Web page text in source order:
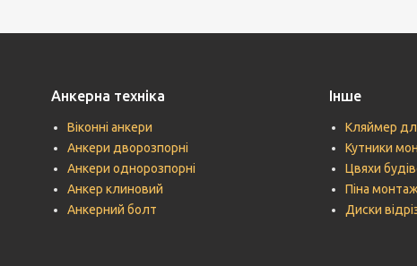
Анкерна техніка
Віконні анкери
Анкери дворозпорні
Анкери однорозпорні
Анкер клиновий
Анкерний болт
Інше
Кляймер
Кутники
Цвяхи
Піна
Диски